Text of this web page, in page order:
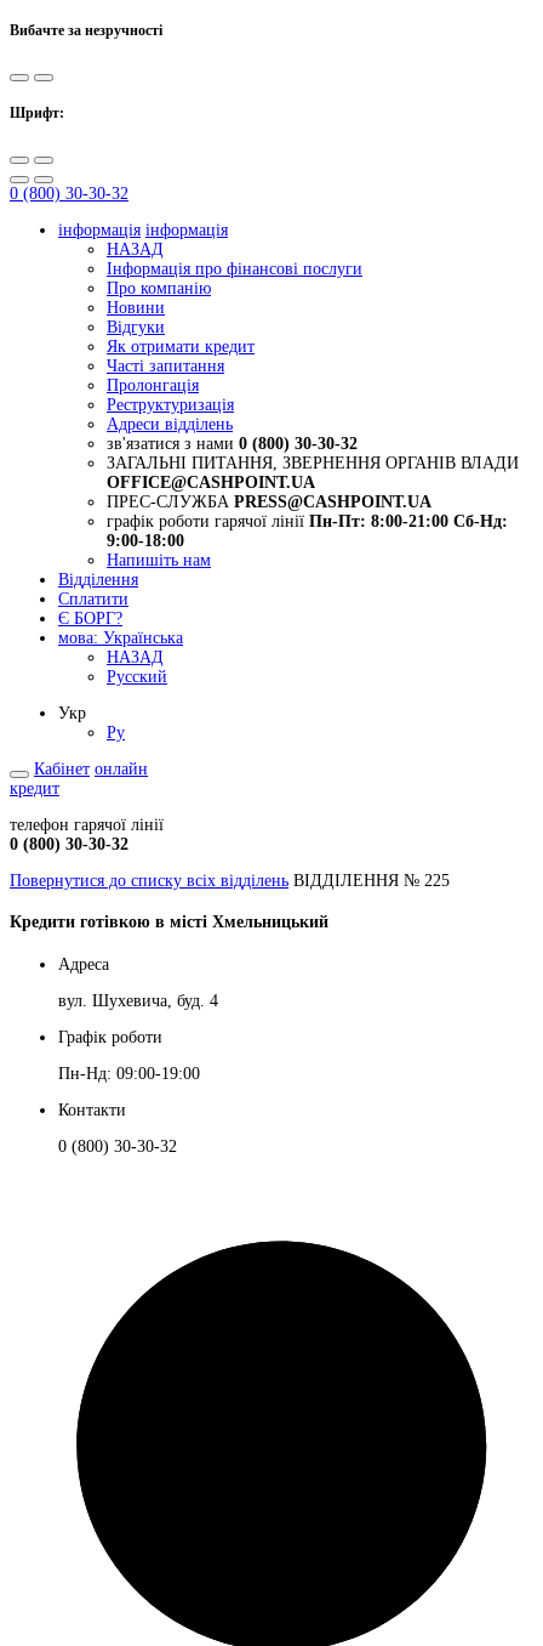
Вибачте за незручності
Шрифт:
0 (800) 30-30-32
інформація інформація
НАЗАД
Інформація про фінансові послуги
Про компанію
Новини
Відгуки
Як отримати кредит
Часті запитання
Пролонгація
Реструктуризація
Адреси відділень
зв'язатися з нами 0 (800) 30-30-32
ЗАГАЛЬНІ ПИТАННЯ, ЗВЕРНЕННЯ ОРГАНІВ ВЛАДИ
OFFICE@CASHPOINT.UA
ПРЕС-СЛУЖБА PRESS@CASHPOINT.UA
графік роботи гарячої лінії Пн-Пт: 8:00-21:00 Сб-Нд:
9:00-18:00
Напишіть нам
Відділення
Сплатити
Є БОРГ?
мова: Українська
НАЗАД
Русский
Укр
Ру
Кабінет онлайн
кредит
телефон гарячої лінії
0 (800) 30-30-32
Повернутися до списку всіх відділень ВІДДІЛЕННЯ № 225
Кредити готівкою в місті Хмельницький
Адреса
вул. Шухевича, буд. 4
Графік роботи
Пн-Нд: 09:00-19:00
Контакти
0 (800) 30-30-32